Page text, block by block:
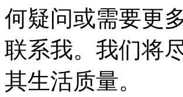
何疑问或需要更
联系我。我们将
其生活质量。